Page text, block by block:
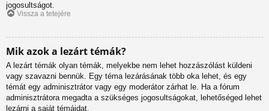
jogosultságot.
Vissza a tetejére
Mik azok a lezárt témák?
A lezárt témák olyan témák, melyekbe nem lehet hozzászólást küldeni
vagy szavazni bennük. Egy téma lezárásának több oka lehet, és egy
témát egy adminisztrátor vagy egy moderátor zárhat le. Ha a fórum
adminisztrátora megadta a szükséges jogosultságokat, lehetőséged lehet
lezárni a saját témáidat.